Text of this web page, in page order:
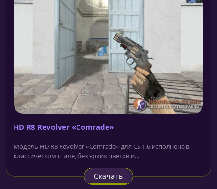
HD R8 Revolver «Comrade»
Модель HD R8 Revolver «Comrade» для CS 1.6 исполнена в
классическом стиле, без ярких цветов и...
Скачать